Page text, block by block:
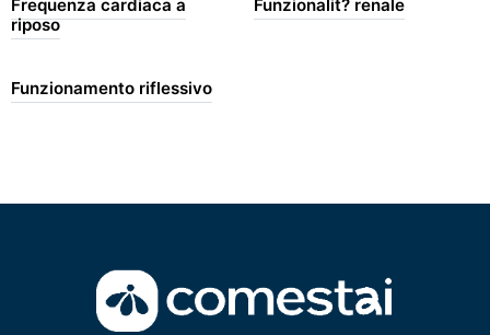
Frequenza cardiaca a
riposo
Funzionalit? renale
Funzionamento riflessivo